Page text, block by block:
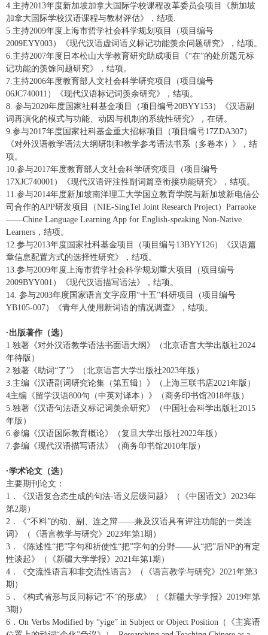
4. 主持2013年度新加坡加拿大国际学校课程改革委员会项目《新加坡
加拿大国际学校汉语课程与教材评估》，结项
5. 主持2009年度 上海市哲学社会科学规划项目（项目编号
2009EYY003）《现代汉语虚词语义标记功能羡余问题研究》，结项。
6. 主持2007年度 日本松山大学教育研究助成项目《“在”的处所题元标
记功能的羡馀问题研究》，结项。
7. 主持2006年度教育部人文社会科学研究项目（项目编号
06JC740011 ）《现代汉语标记词羡余研究》，结项。
8. 参与2020年度国家社科基金项目（项目编号20BYY153）《汉语副
词再演化的模式与功能、动因与机制的系统性研究》，在研。
9. 参与2017年度 国家社科基金重大招标项目（项目编号17ZDA307）
《对外汉语教学语法大纲研制和教学参考语法书系（多卷本）》，结
项。
10. 参与2017年度教育部人文社会科学研究项目（项目编号
17XJC740001 ）
《现代汉语评注性副词篇章衔接功能研究》，结项。
11. 参与2014年度新加坡南洋理工大学国立教育学院与新加坡新电信公
司合作的APP研发项目 （NIE-SingTel Joint Research Project） Parraoke
——Chine Language Learning App for English-speaking Non-Native
Learners ， 结项。
12. 参与2013年度 国家社科基金项目（项目编号13BYY126）《汉语篇
章信息配置方式的选择性研究》，结项。
13. 参与2009年度 上海市哲学社会科学规划重大项目（项目编号
2009BYY001 ）《现代汉语描写语法》，结项。
14. 参与2003年度 国家语言文字应用“十五”科研项目（项目编号
YB105-007）《青年人使用新词语的情况调查》，结项。
· 出版著作（选）
1. 独著《对外汉语教学语法书面语大纲》（北京语言大学出版社2024
年待版）
2. 独著《助词 “了”》（北京语言大学出版社2023年版）
3. 主编《汉语副词研究论集（第五辑）》（上海三联书店2021 年版）
4主编《留学汉语800句（中英对译本）》（商务印书馆2018年版）
5. 独著《汉语句法语义标记词羡余研究》（中国社会科学出版社2015
年版）
6. 参编《汉语国际教育概论》（复旦大学出版社2022年版）
7. 参编《现代汉语描写语法》（商务印书馆2010年版）
·学术论文（选）
主要期刊论文：
1 ．《汉语复合态生成的句法-语义层级问题》（《中国语文》 2023年
第2期）
2 ．《“不料”的动、副、连之辩——兼及汉语具有评注功能的一类连
词》（《语言教学与研究》 2023年第1 期）
3 ．《陈述性“把”字句和祈使性“把”字句的分野——从“把”后NP的有定
性谈起》（《新疆大学学报》 2021 年第1 期）
4 ．《交流性语言和非交流性语言》（《语言教学与研究》 2021 年第3
期）
5 ．《构式省形与反问标记“不”的形成》（《新疆大学学报》 2019年第
3期）
6 ． On Verbs Modified by “yige” in Subject or Object Position （《主宾语